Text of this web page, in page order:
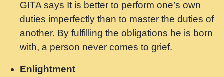
मर गनय न अपरध लडडल शर रध.... Shri
ravinandan shastri ji maharaj.mp3
मेरे मन हरी का ध्यान लगा - भजन भाव - 2018 -
Rishikesh - Swami Gyananand Ji
Maharaj.mp3
GITA says It is better to perform one’s own
duties imperfectly than to master the duties of
another. By fulfilling the obligations he is born
with, a person never comes to grief.
Enlightment